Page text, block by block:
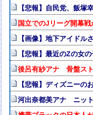
【悲報】自民党、飯塚
国立でのJリーグ開幕
【画像】地下アイドル
【悲報】最近のZの女
後呂有紗アナ 骨盤ス
【悲報】ディズニー
河出奈都美アナ ニッ